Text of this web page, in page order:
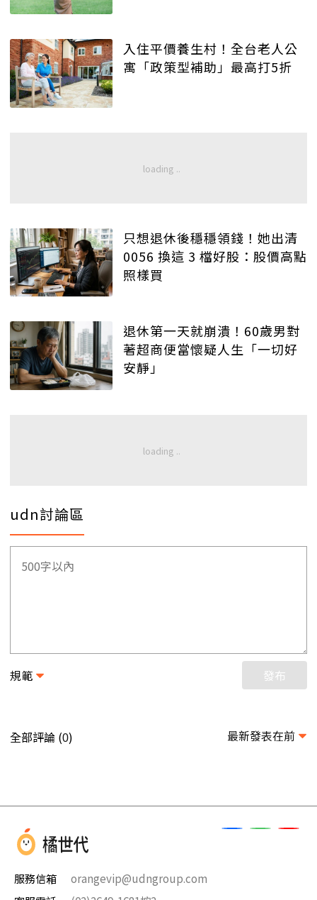
入住平價養生村！全台老人公
寓「政策型補助」最高打5折
只想退休後穩穩領錢！她出清
0056 換這 3 檔好股：股價高點
照樣買
退休第一天就崩潰！60歲男對
著超商便當懷疑人生「一切好
安靜」
udn討論區
規範 發布
全部評論 (0) 最新發表在前
服務信箱
orangevip@udngroup.com